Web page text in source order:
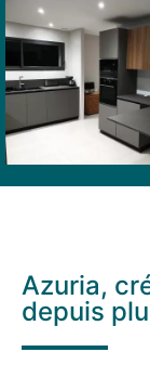
Cuisine
équipée
– Pau
Lons
(64)
Azuria,
depuis